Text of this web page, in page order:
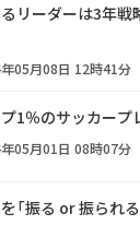
リーダーは3年戦
05月08日 12時41分
プ1％のサッカー
05月01日 08時07分
「振る or 振られ